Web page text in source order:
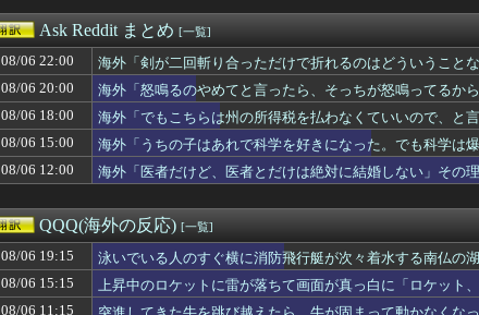
インド人「日本の電車でポイ捨てして大騒ぎするインド人観光客…見て
Ask Reddit まとめ [一覧]
08/06 22:00
海外「剣が二回斬り合っただけで折れるのはどういうこと
08/06 20:00
海外「怒鳴るのやめてと言ったら、そっちが怒鳴ってる
08/06 18:00
海外「でもこちらは州の所得税を払わなくていいので、と
08/06 15:00
海外「うちの子はあれで科学を好きになった。でも科学は
見なくなった日
08/06 12:00 海外「医者だけど、医者とだけは絶対に結婚しない」その
QQQ(海外の反応) [一覧]
08/06 19:15
泳いでいる人のすぐ横に消防飛行艇が次々着水する南仏の
08/06 15:15
上昇中のロケットに雷が落ちて画面が真っ白に「ロケット
08/06 11:15